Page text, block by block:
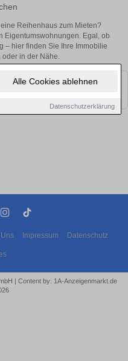
Alle Cookies ablehnen
Datenschutzerklärung
Reihenhaus zum Mieten?
Eigentumswohnungen. Egal, ob
– hier finden Sie Ihre Immobilie
in der Nähe.
Objekte finden. Schauen Sie
Impressum Datenschutz
| Content by: 1A-Anzeigenmarkt.de